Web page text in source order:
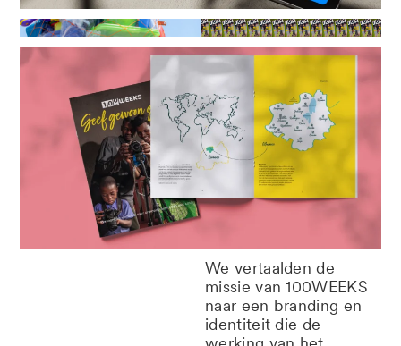
We vertaalden de
missie van 100WEEKS
naar een branding en
identiteit die de